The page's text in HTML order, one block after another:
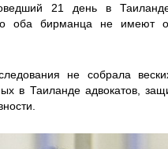
21 день в
оба бирманца не имеют
не собрала
в Таиланде адвокатов,